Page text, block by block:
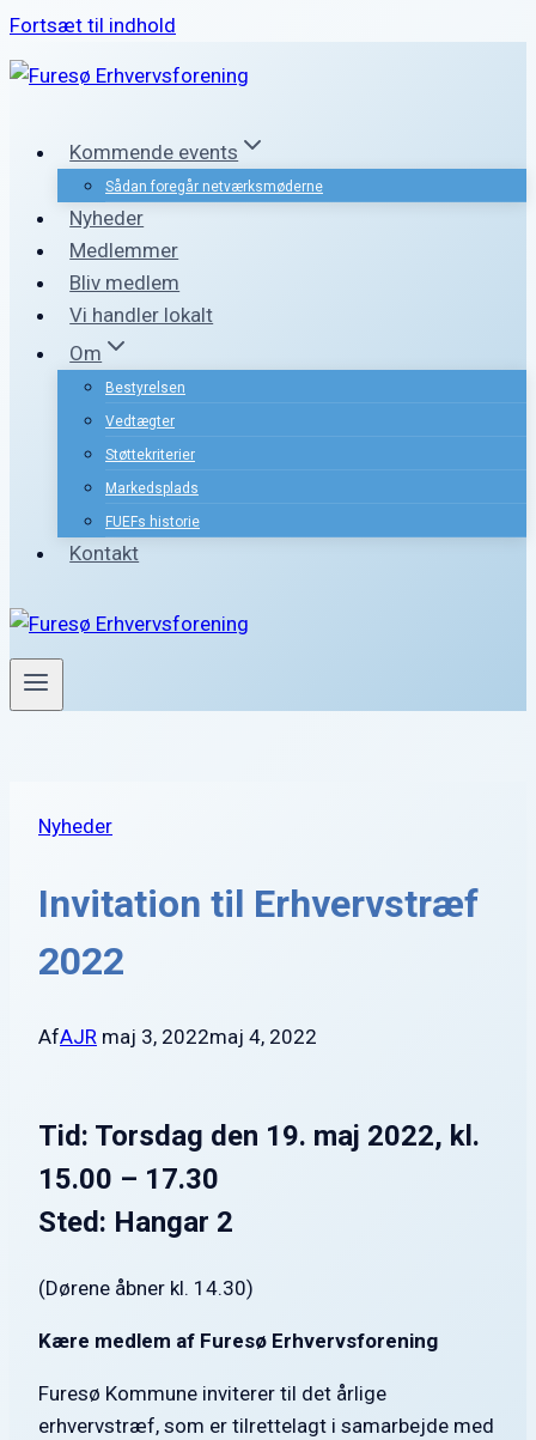
Fortsæt til indhold
Kommende events
Sådan foregår netværksmøderne
Nyheder
Medlemmer
Bliv medlem
Vi handler lokalt
Om
Bestyrelsen
Vedtægter
Støttekriterier
Markedsplads
FUEFs historie
Kontakt
Nyheder
Invitation til Erhvervstræf
2022
AfAJR maj 3, 2022maj 4, 2022
Tid: Torsdag den 19. maj 2022, kl.
15.00 – 17.30
Sted: Hangar 2
(Dørene åbner kl. 14.30)
Kære medlem af Furesø Erhvervsforening
Furesø Kommune inviterer til det årlige
erhvervstræf, som er tilrettelagt i samarbejde med